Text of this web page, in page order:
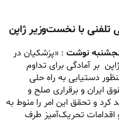
تلفنی با نخست‌وزیر ژاپن
نوشت : «پزشکیان در
بر آمادگی برای تداوم
دستیابی به راه حلی
ایران و برقراری صلح و
کرد و تحقق این امر را منوط به
اقدامات تحریک‌آمیز طرف